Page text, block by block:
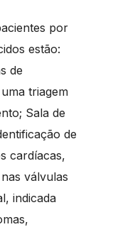
por
estão:
de
triagem
Sala de
de
cardíacas,
válvulas
indicada